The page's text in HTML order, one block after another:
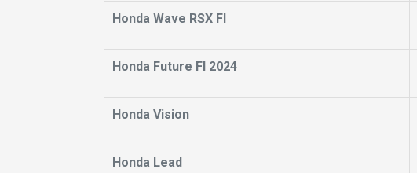
Honda Wave RSX FI
Honda Future FI 2024
Honda Vision
Honda Lead